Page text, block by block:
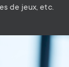
de jeux, etc.